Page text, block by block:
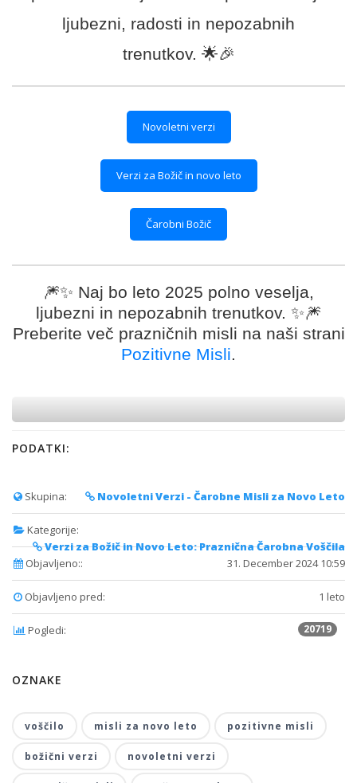
ljubezni, radosti in nepozabnih
trenutkov. 🌟🎉
Novoletni verzi
Verzi za Božič in novo leto
Čarobni Božič
🎆✨ Naj bo leto 2025 polno veselja,
ljubezni in nepozabnih trenutkov. ✨🎆
Preberite več prazničnih misli na naši strani
Pozitivne Misli.
PODATKI:
Skupina: Novoletni Verzi - Čarobne Misli za Novo Leto
Kategorije:
Verzi za Božič in Novo Leto: Praznična Čarobna Voščila
Objavljeno::
31. December 2024 10:59
Objavljeno pred: 1 leto
Pogledi: 20719
OZNAKE
voščilo misli za novo leto pozitivne misli
božični verzi novoletni verzi